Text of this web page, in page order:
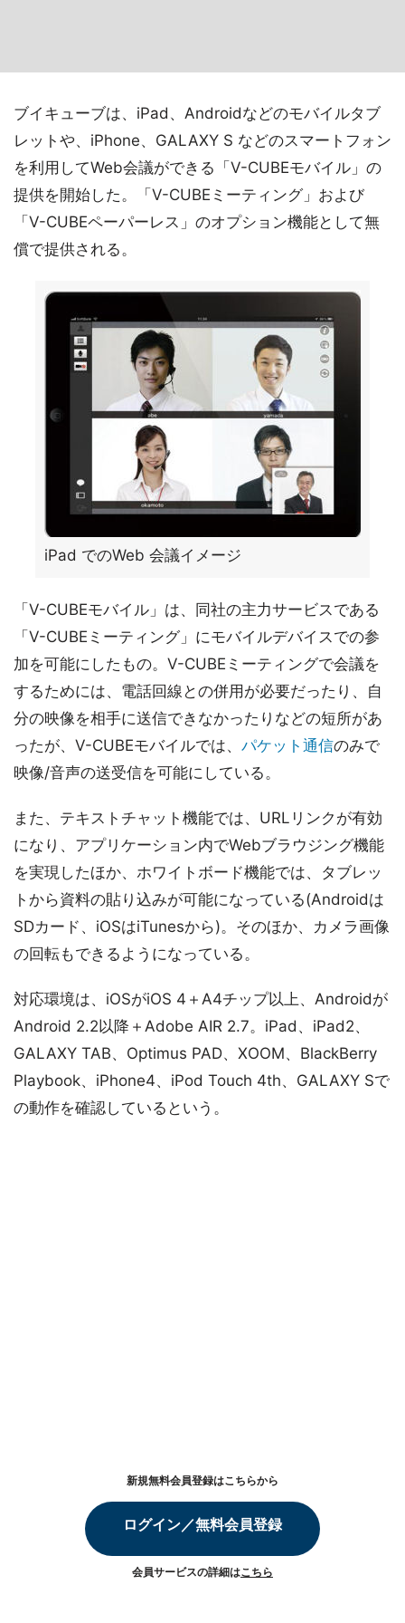
ブイキューブは、iPad、Androidなどのモバイルタブ
レットや、iPhone、GALAXY S などのスマートフォン
を利用してWeb会議ができる「V-CUBEモバイル」の
提供を開始した。「V-CUBEミーティング」および
「V-CUBEペーパーレス」のオプション機能として無
償で提供される。
iPad でのWeb 会議イメージ
「V-CUBEモバイル」は、同社の主力サービスである
「V-CUBEミーティング」にモバイルデバイスでの参
加を可能にしたもの。V-CUBEミーティングで会議を
するためには、電話回線との併用が必要だったり、自
分の映像を相手に送信できなかったりなどの短所があ
ったが、V-CUBEモバイルでは、 パケット通信のみで
映像/音声の送受信を可能にしている。
また、テキストチャット機能では、URLリンクが有効
になり、アプリケーション内でWebブラウジング機能
を実現したほか、ホワイトボード機能では、タブレッ
トから資料の貼り込みが可能になっている(Androidは
SDカード、iOSはiTunesから)。そのほか、カメラ画像
の回転もできるようになっている。
対応環境は、iOSがiOS 4＋A4チップ以上、Androidが
Android 2.2以降＋Adobe AIR 2.7。iPad、iPad2、
GALAXY TAB、Optimus PAD、XOOM、BlackBerry
Playbook、iPhone4、iPod Touch 4th、GALAXY Sで
の動作を確認しているという。
新規無料会員登録はこちらから
ログイン／無料会員登録
会員サービスの詳細はこちら